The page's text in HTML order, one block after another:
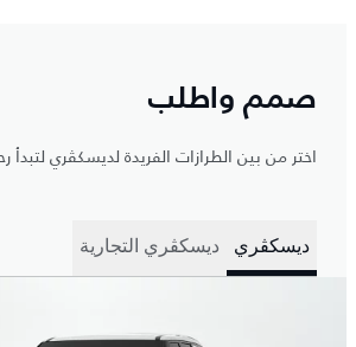
صمم واطلب
اختر من بين الطرازات الفريدة لديسكڤري لتبدأ
ديسكڤري ديسكڤري التجارية